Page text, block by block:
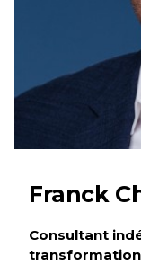
Franck
Consultant